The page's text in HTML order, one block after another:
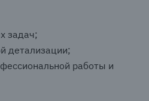
задач;
детализации;
работы и